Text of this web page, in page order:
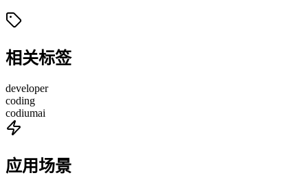
相关标签
developer
coding
codiumai
应用场景